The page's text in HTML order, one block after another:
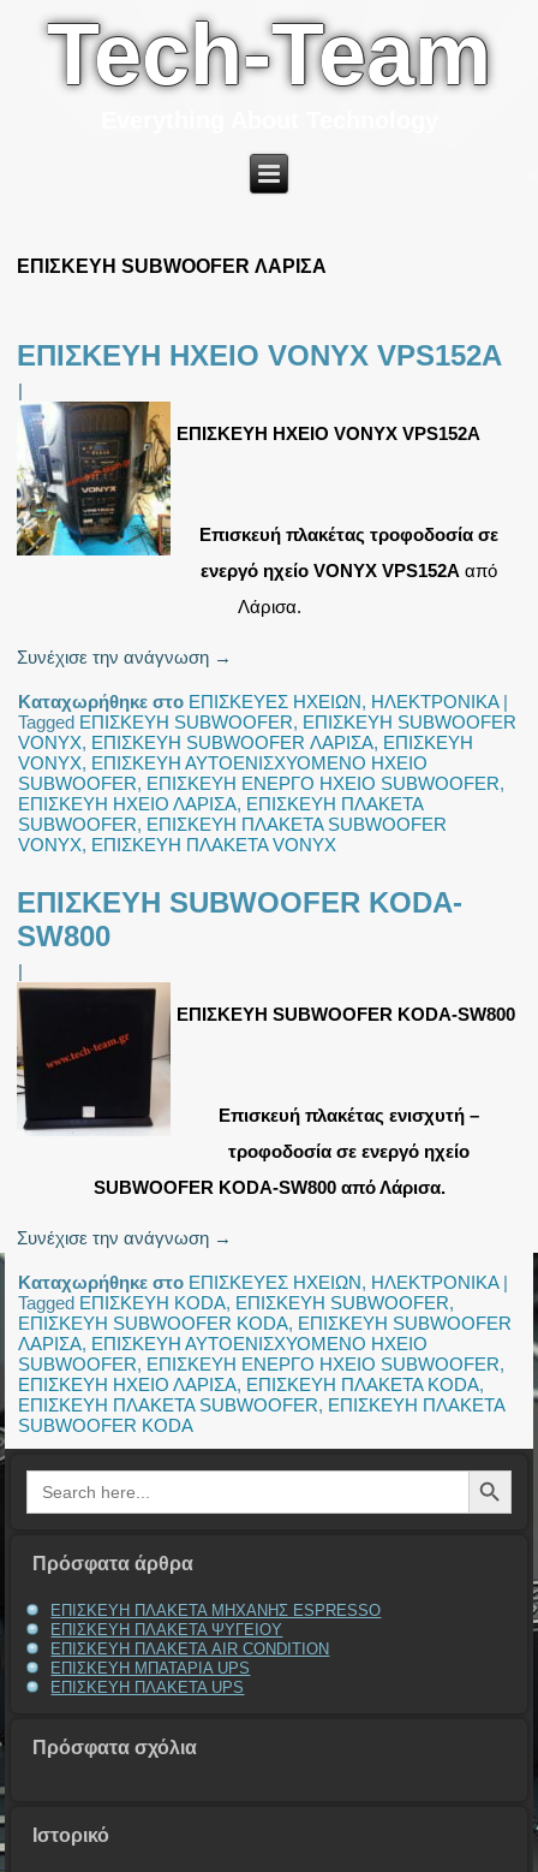
Tech-Team
ΕΠΙΣΚΕΥΗ SUBWOOFER ΛΑΡΙΣΑ
ΕΠΙΣΚΕΥΗ ΗΧΕΙΟ VONYX VPS152A
|
ΕΠΙΣΚΕΥΗ ΗΧΕΙΟ VONYX VPS152A
Επισκευή πλακέτας τροφοδοσία σε
ενεργό ηχείο VONYX VPS152A από
Λάρισα.
Συνέχισε την ανάγνωση →
Καταχωρήθηκε στο ΕΠΙΣΚΕΥΕΣ ΗΧΕΙΩΝ, ΗΛΕΚΤΡΟΝΙΚΑ|
Tagged ΕΠΙΣΚΕΥΗ SUBWOOFER, ΕΠΙΣΚΕΥΗ SUBWOOFER
VONYX, ΕΠΙΣΚΕΥΗ SUBWOOFER ΛΑΡΙΣΑ, ΕΠΙΣΚΕΥΗ
VONYX, ΕΠΙΣΚΕΥΗ ΑΥΤΟΕΝΙΣΧΥΟΜΕΝΟ ΗΧΕΙΟ
SUBWOOFER, ΕΠΙΣΚΕΥΗ ΕΝΕΡΓΟ ΗΧΕΙΟ SUBWOOFER,
ΕΠΙΣΚΕΥΗ ΗΧΕΙΟ ΛΑΡΙΣΑ, ΕΠΙΣΚΕΥΗ ΠΛΑΚΕΤΑ
SUBWOOFER, ΕΠΙΣΚΕΥΗ ΠΛΑΚΕΤΑ SUBWOOFER
VONYX, ΕΠΙΣΚΕΥΗ ΠΛΑΚΕΤΑ VONYX
ΕΠΙΣΚΕΥΗ SUBWOOFER KODA-
SW800
|
ΕΠΙΣΚΕΥΗ SUBWOOFER KODA-SW800
Επισκευή πλακέτας ενισχυτή –
τροφοδοσία σε ενεργό ηχείο
SUBWOOFER KODA-SW800 από Λάρισα.
Συνέχισε την ανάγνωση →
Καταχωρήθηκε στο ΕΠΙΣΚΕΥΕΣ ΗΧΕΙΩΝ, ΗΛΕΚΤΡΟΝΙΚΑ|
Tagged ΕΠΙΣΚΕΥΗ KODA, ΕΠΙΣΚΕΥΗ SUBWOOFER,
ΕΠΙΣΚΕΥΗ SUBWOOFER KODA, ΕΠΙΣΚΕΥΗ SUBWOOFER
ΛΑΡΙΣΑ, ΕΠΙΣΚΕΥΗ ΑΥΤΟΕΝΙΣΧΥΟΜΕΝΟ ΗΧΕΙΟ
SUBWOOFER, ΕΠΙΣΚΕΥΗ ΕΝΕΡΓΟ ΗΧΕΙΟ SUBWOOFER,
ΕΠΙΣΚΕΥΗ ΗΧΕΙΟ ΛΑΡΙΣΑ, ΕΠΙΣΚΕΥΗ ΠΛΑΚΕΤΑ KODA,
ΕΠΙΣΚΕΥΗ ΠΛΑΚΕΤΑ SUBWOOFER, ΕΠΙΣΚΕΥΗ ΠΛΑΚΕΤΑ
SUBWOOFER KODA
Search
for:
Search Button
Πρόσφατα άρθρα
ΕΠΙΣΚΕΥΗ ΠΛΑΚΕΤΑ ΜΗΧΑΝΗΣ ESPRESSO
ΕΠΙΣΚΕΥΗ ΠΛΑΚΕΤΑ ΨΥΓΕΙΟΥ
ΕΠΙΣΚΕΥΗ ΠΛΑΚΕΤΑ AIR CONDITION
ΕΠΙΣΚΕΥΗ ΜΠΑΤΑΡΙΑ UPS
ΕΠΙΣΚΕΥΗ ΠΛΑΚΕΤΑ UPS
Πρόσφατα σχόλια
Ιστορικό